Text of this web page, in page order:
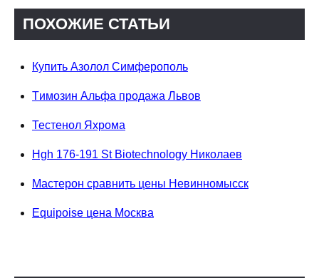
ПОХОЖИЕ СТАТЬИ
Купить Азолол Симферополь
Tимозин Альфа продажа Львов
Тестенол Яхрома
Hgh 176-191 St Biotechnology Николаев
Мастерон сравнить цены Невинномысск
Equipoise цена Москва